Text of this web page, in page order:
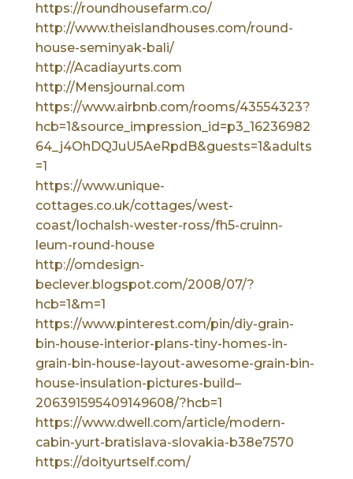
https://roundhousefarm.co/
http://www.theislandhouses.com/round-
house-seminyak-bali/
http://Acadiayurts.com
http://Mensjournal.com
https://www.airbnb.com/rooms/43554323?
hcb=1&source_impression_id=p3_16236982
64_j4OhDQJuU5AeRpdB&guests=1&adults
=1
https://www.unique-
cottages.co.uk/cottages/west-
coast/lochalsh-wester-ross/fh5-cruinn-
leum-round-house
http://omdesign-
beclever.blogspot.com/2008/07/?
hcb=1&m=1
https://www.pinterest.com/pin/diy-grain-
bin-house-interior-plans-tiny-homes-in-
grain-bin-house-layout-awesome-grain-bin-
house-insulation-pictures-build–
206391595409149608/?hcb=1
https://www.dwell.com/article/modern-
cabin-yurt-bratislava-slovakia-b38e7570
https://doityurtself.com/